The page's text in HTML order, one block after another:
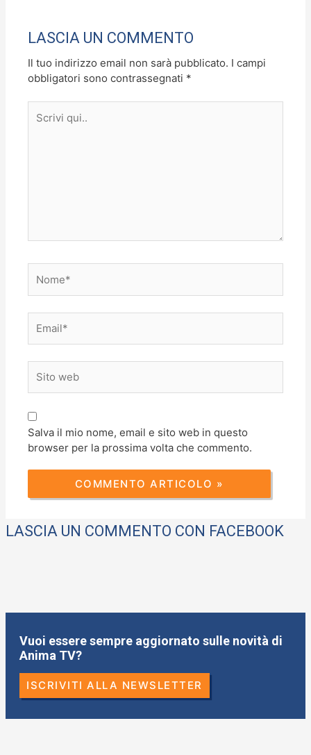
o
k
LASCIA UN COMMENTO
Il tuo indirizzo email non sarà pubblicato. I campi
obbligatori sono contrassegnati *
qui..
web
Salva il mio nome, email e sito web in questo
browser per la prossima volta che commento.
LASCIA UN COMMENTO CON FACEBOOK
Vuoi essere sempre aggiornato sulle novità di
Anima TV?
ISCRIVITI ALLA NEWSLETTER